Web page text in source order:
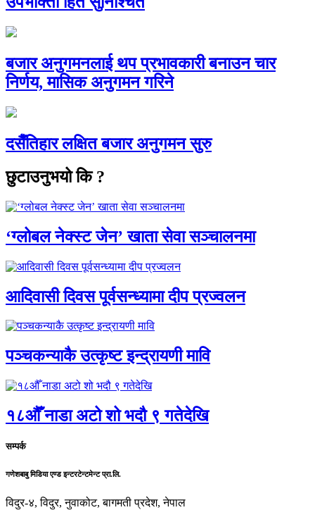
बजार अनुगमनलाई थप प्रभावकारी बनाउन चार
निर्णय, मासिक अनुगमन गरिने
दसैँतिहार लक्षित बजार अनुगमन सुरु
छुटाउनुभयो कि ?
‘ग्लोबल नेक्स्ट जेन’ खाता सेवा सञ्चालनमा
आदिवासी दिवस पूर्वसन्ध्यामा दीप प्रज्वलन
पञ्चकन्याकै उत्कृष्ट इन्द्रायणी मावि
१८औँ नाडा अटो शो भदौ ९ गतेदेखि
सम्पर्क
गणेशबाबु मिडिया एण्ड इन्टरटेन्टमेन्ट प्रा.लि.
विदुर-४, विदुर, नुवाकोट, बागमती प्रदेश, नेपाल